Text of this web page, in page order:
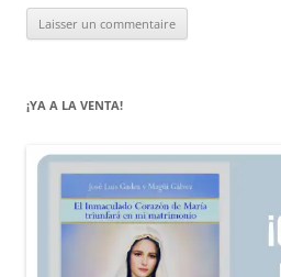
¡YA A LA VENTA!